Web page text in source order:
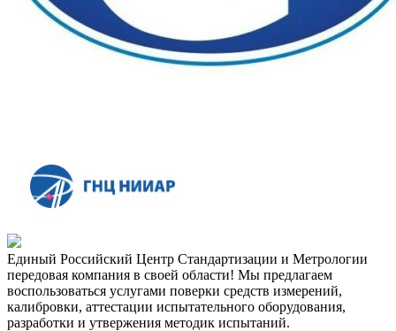
Единый Российский Центр Стандартизации и Метрологии
передовая компания в своей области! Мы предлагаем
воспользоваться услугами поверки средств измерений,
калибровки, аттестации испытательного оборудования,
разработки и утвержения методик испытаний.